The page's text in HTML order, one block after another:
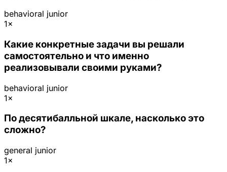
behavioral junior
1×
Какие конкретные задачи вы решали
самостоятельно и что именно
реализовывали своими руками?
behavioral junior
1×
По десятибалльной шкале, насколько это
сложно?
general junior
1×